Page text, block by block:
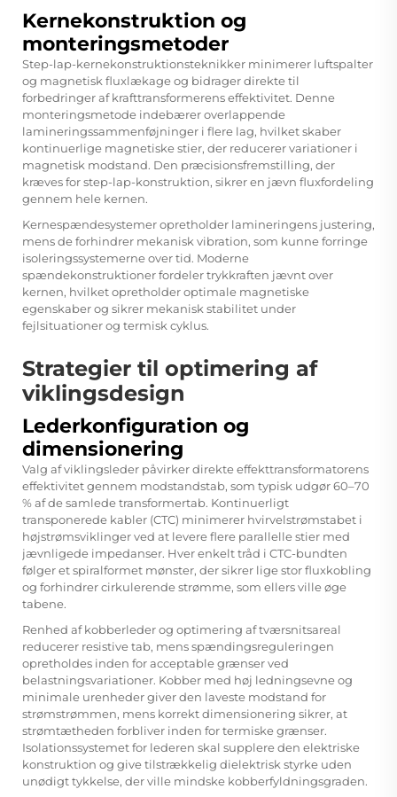
Kernekonstruktion og
monteringsmetoder
Step-lap-kernekonstruktionsteknikker minimerer luftspalter
og magnetisk fluxlækage og bidrager direkte til
forbedringer af krafttransformerens effektivitet. Denne
monteringsmetode indebærer overlappende
lamineringssammenføjninger i flere lag, hvilket skaber
kontinuerlige magnetiske stier, der reducerer variationer i
magnetisk modstand. Den præcisionsfremstilling, der
kræves for step-lap-konstruktion, sikrer en jævn fluxfordeling
gennem hele kernen.
Kernespændesystemer opretholder lamineringens justering,
mens de forhindrer mekanisk vibration, som kunne forringe
isoleringssystemerne over tid. Moderne
spændekonstruktioner fordeler trykkraften jævnt over
kernen, hvilket opretholder optimale magnetiske
egenskaber og sikrer mekanisk stabilitet under
fejlsituationer og termisk cyklus.
Strategier til optimering af
viklingsdesign
Lederkonfiguration og
dimensionering
Valg af viklingsleder påvirker direkte effekttransformatorens
effektivitet gennem modstandstab, som typisk udgør 60–70
% af de samlede transformertab. Kontinuerligt
transponerede kabler (CTC) minimerer hvirvelstrømstabet i
højstrømsviklinger ved at levere flere parallelle stier med
jævnligede impedanser. Hver enkelt tråd i CTC-bundten
følger et spiralformet mønster, der sikrer lige stor fluxkobling
og forhindrer cirkulerende strømme, som ellers ville øge
tabene.
Renhed af kobberleder og optimering af tværsnitsareal
reducerer resistive tab, mens spændingsreguleringen
opretholdes inden for acceptable grænser ved
belastningsvariationer. Kobber med høj ledningsevne og
minimale urenheder giver den laveste modstand for
strømstrømmen, mens korrekt dimensionering sikrer, at
strømtætheden forbliver inden for termiske grænser.
Isolationssystemet for lederen skal supplere den elektriske
konstruktion og give tilstrækkelig dielektrisk styrke uden
unødigt tykkelse, der ville mindske kobberfyldningsgraden.